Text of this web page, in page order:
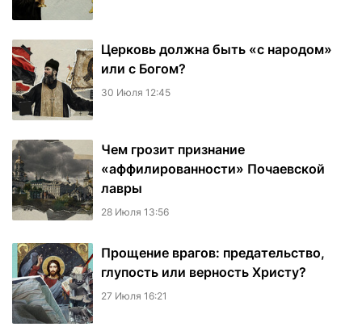
Церковь должна быть «с народом»
или с Богом?
30 Июля 12:45
Чем грозит признание
«аффилированности» Почаевской
лавры
28 Июля 13:56
Прощение врагов: предательство,
глупость или верность Христу?
27 Июля 16:21